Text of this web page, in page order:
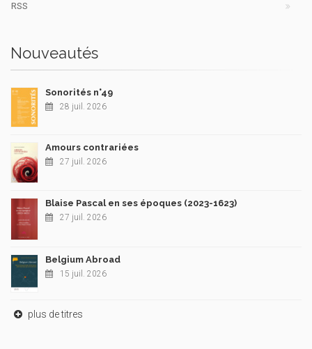
RSS
Nouveautés
Sonorités n°49
28 juil. 2026
Amours contrariées
27 juil. 2026
Blaise Pascal en ses époques (2023-1623)
27 juil. 2026
Belgium Abroad
15 juil. 2026
plus de titres